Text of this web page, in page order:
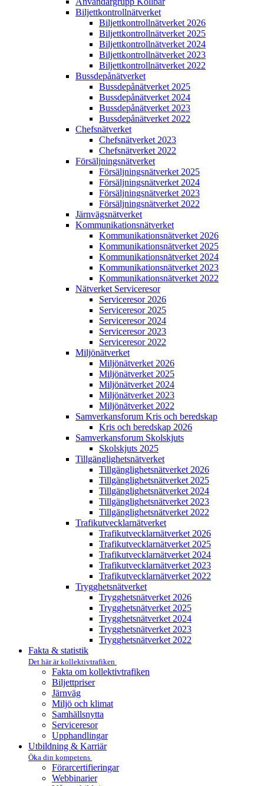
Biljettkontroll­nätverket
Biljettkontroll­nätverket 2026
Biljettkontroll­nätverket 2025
Biljettkontroll­nätverket 2024
Biljettkontroll­nätverket 2023
Biljettkontroll­nätverket 2022
Bussdepå­nätverket
Bussdepå­nätverket 2025
Bussdepå­nätverket 2024
Bussdepå­nätverket 2023
Bussdepå­nätverket 2022
Chefs­nätverket
Chefs­nätverket 2023
Chefs­nätverket 2022
Försäljnings­nätverket
Försäljnings­nätverket 2025
Försäljnings­nätverket 2024
Försäljnings­nätverket 2023
Försäljnings­nätverket 2022
Järnvägs­nätverket
Kommunikations­nätverket
Kommunikations­nätverket 2026
Kommunikations­nätverket 2025
Kommunikations­nätverket 2024
Kommunikations­nätverket 2023
Kommunikations­nätverket 2022
Nätverket Serviceresor
Serviceresor 2026
Serviceresor 2025
Serviceresor 2024
Serviceresor 2023
Serviceresor 2022
Miljö­nätverket
Miljö­nätverket 2026
Miljö­nätverket 2025
Miljö­nätverket 2024
Miljö­nätverket 2023
Miljö­nätverket 2022
Samverkans­forum Kris och beredskap
Kris och beredskap 2026
Samverkans­forum Skolskjuts
Skolskjuts 2025
Tillgänglighets­nätverket
Tillgänglighets­nätverket 2026
Tillgänglighets­nätverket 2025
Tillgänglighets­nätverket 2024
Tillgänglighets­nätverket 2023
Tillgänglighets­nätverket 2022
Trafikutvecklar­nätverket
Trafikutvecklar­nätverket 2026
Trafikutvecklar­nätverket 2025
Trafikutvecklar­nätverket 2024
Trafikutvecklar­nätverket 2023
Trafikutvecklar­nätverket 2022
Trygghets­nätverket
Trygghets­nätverket 2026
Trygghets­nätverket 2025
Trygghets­nätverket 2024
Trygghets­nätverket 2023
Trygghets­nätverket 2022
Fakta & statistik
Det här är kollektivtrafiken
Fakta om kollektivtrafiken
Biljettpriser
Järnväg
Miljö och klimat
Samhällsnytta
Serviceresor
Upphandlingar
Utbildning & Karriär
Öka din kompetens
Förarcertifieringar
Webbinarier